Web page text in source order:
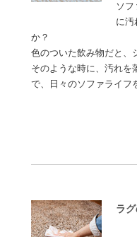
ソ
に汚
か？
色のついた飲み物だと、
そのような時に、汚れを
で、日々のソファライ
ラ